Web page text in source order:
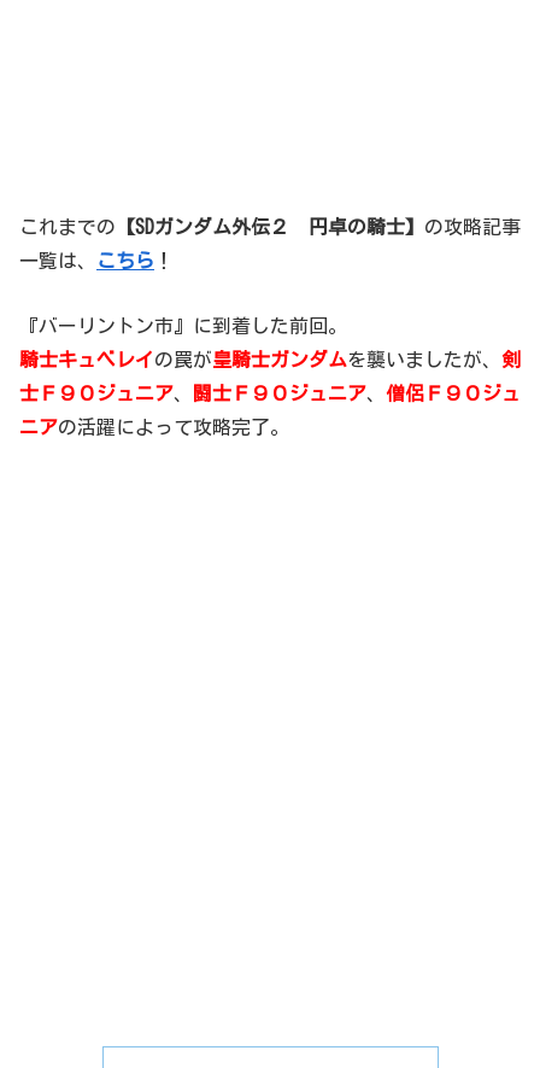
これまでの 【SDガンダム外伝２ 円卓の騎士】 の攻略記事
一覧は、
こちら ！
『バーリントン市』に到着した前回。
騎士キュベレイの罠が皇騎士ガンダムを襲いましたが、 剣
士Ｆ９０ジュニア、 闘士Ｆ９０ジュニア、 僧侶Ｆ９０ジュ
ニアの活躍によって攻略完了。